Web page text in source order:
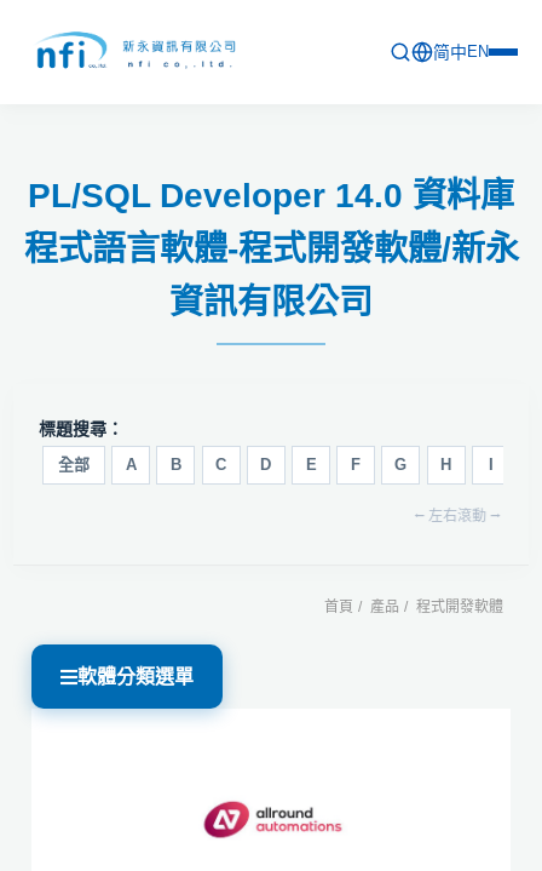
PL/SQL Developer 14.0 資料庫
程式語言軟體-程式開發軟體/新永
資訊有限公司
最新活動
產品列表
軟體更新資訊
關於新永
简中EN
標題搜尋：
全部 A B C D E F G H
⭠ 左右滾動 ⭢
首頁 產品 程式開發軟體
軟體分類選單